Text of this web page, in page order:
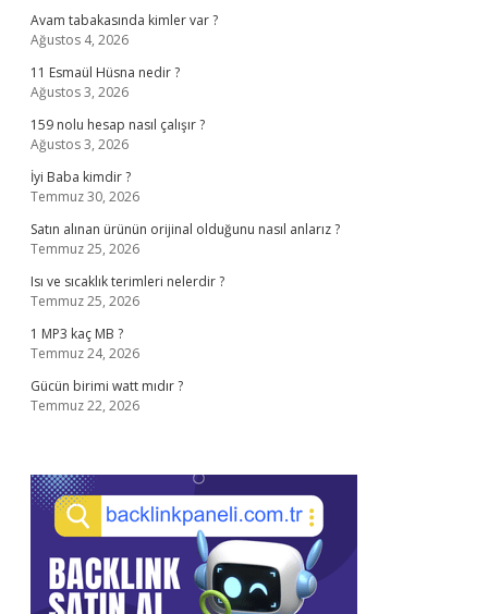
Avam tabakasında kimler var ?
Ağustos 4, 2026
11 Esmaül Hüsna nedir ?
Ağustos 3, 2026
159 nolu hesap nasıl çalışır ?
Ağustos 3, 2026
İyi Baba kimdir ?
Temmuz 30, 2026
Satın alınan ürünün orijinal olduğunu nasıl anlarız ?
Temmuz 25, 2026
Isı ve sıcaklık terimleri nelerdir ?
Temmuz 25, 2026
1 MP3 kaç MB ?
Temmuz 24, 2026
Gücün birimi watt mıdır ?
Temmuz 22, 2026